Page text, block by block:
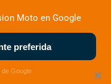
MOTOS ELÉCTRICAS
×
Moto en Google
preferida
Google